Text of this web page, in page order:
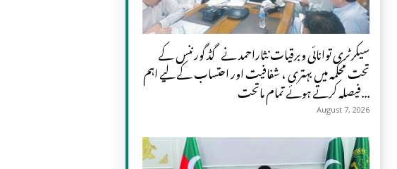
سیکرٹری توانائی وبرقیات نثاراحمد نے گڈ گورننس کے
تحت محکمہ میں بہتری ، شفافیت اور احتساب کے لیے اہم
فیصلہ کرتے ہوئے تمام ماتحت...
August 7, 2026